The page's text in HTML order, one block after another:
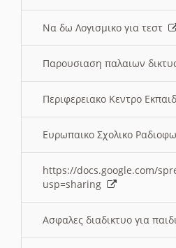
Να δω Λογισμικο για τεστ
Παρουσιαση παλαιων
Περιφερειακο Κεντρο
Ευρωπαικο Σχολικο
https://docs.google.com/
usp=sharing
Ασφαλες διαδικτυο για